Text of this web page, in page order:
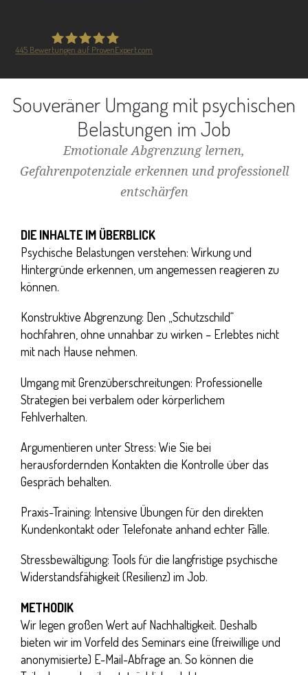
Safe in the City GmbH
445 Bewertungen auf ProvenExpert.com
Souveräner Umgang mit psychischen
Belastungen im Job
Emotionale Abgrenzung lernen,
Gefahrenpotenziale erkennen und professionell
entschärfen
DIE INHALTE IM ÜBERBLICK
Psychische Belastungen verstehen: Wirkung und
Hintergründe erkennen, um angemessen reagieren zu
können.
Konstruktive Abgrenzung: Den „Schutzschild“
hochfahren, ohne unnahbar zu wirken – Erlebtes nicht
mit nach Hause nehmen.
Umgang mit Grenzüberschreitungen: Professionelle
Strategien bei verbalem oder körperlichem
Fehlverhalten.
Argumentieren unter Stress: Wie Sie bei
herausfordernden Kontakten die Kontrolle über das
Gespräch behalten.
Praxis-Training: Intensive Übungen für den direkten
Kundenkontakt oder Telefonate anhand echter Fälle.
Stressbewältigung: Tools für die langfristige psychische
Widerstandsfähigkeit (Resilienz) im Job.
METHODIK
Wir legen großen Wert auf Nachhaltigkeit. Deshalb
bieten wir im Vorfeld des Seminars eine (freiwillige und
anonymisierte) E-Mail-Abfrage an. So können die